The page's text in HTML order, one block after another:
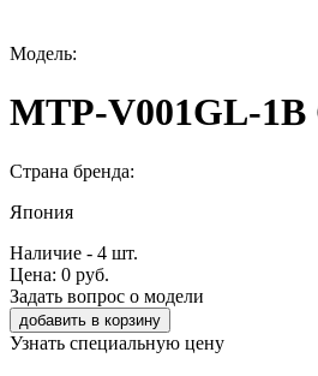
Модель:
MTP-V001GL-1B
Страна бренда:
Япония
Наличие - 4 шт.
Цена: 0 руб.
Задать вопрос о модели
добавить в корзину
Узнать специальную цену